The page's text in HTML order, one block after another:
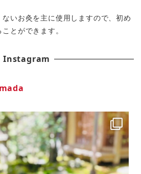
いお灸を主に使用しますので、初め
とができます。
Instagram